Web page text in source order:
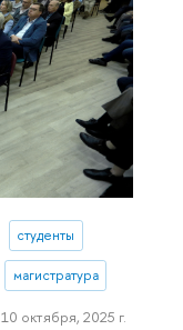
студенты
магистратура
10 октября, 2025 г.